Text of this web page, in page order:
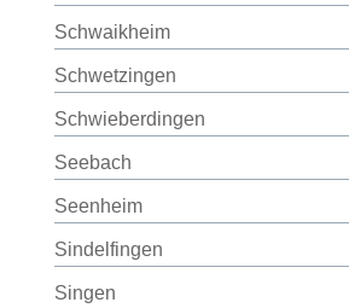
Schwaikheim
Schwetzingen
Schwieberdingen
Seebach
Seenheim
Sindelfingen
Singen